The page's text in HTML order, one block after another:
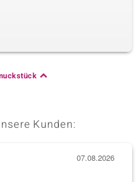
Kunden:
07.08.2026